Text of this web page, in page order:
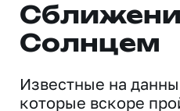
Солнцем
Известные на
которые вскоре